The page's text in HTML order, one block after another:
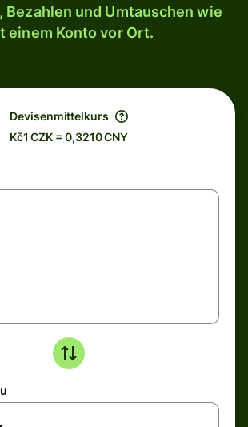
Bezahlen und Umtauschen wie
einem Konto vor Ort.
Devisenmittelkurs
Kč1 CZK = 0,3210 CNY